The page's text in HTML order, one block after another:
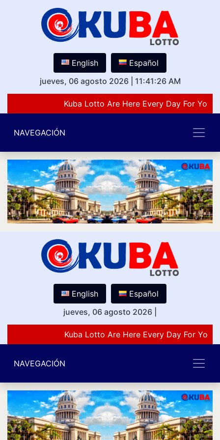
English
Español
jueves, 06 agosto 2026
11:41:26 AM
Kuba Lotto Are Here Every Day For You
NAVEGACIÓN
English
Español
jueves, 06 agosto 2026
Kuba Lotto Are Here Every Day For You
NAVEGACIÓN